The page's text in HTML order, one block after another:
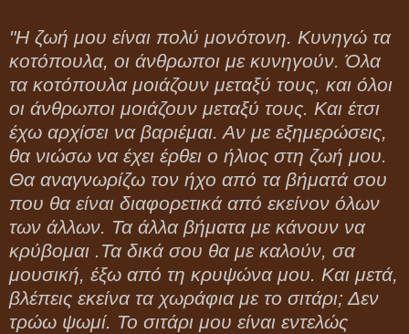
"Η ζωή μου είναι πολύ μονότονη. Κυνηγώ τα
κοτόπουλα, οι άνθρωποι με κυνηγούν. Όλα
τα κοτόπουλα μοιάζουν μεταξύ τους, και όλοι
οι άνθρωποι μοιάζουν μεταξύ τους. Και έτσι
έχω αρχίσει να βαριέμαι. Αν με εξημερώσεις,
θα νιώσω να έχει έρθει ο ήλιος στη ζωή μου.
Θα αναγνωρίζω τον ήχο από τα βήματά σου
που θα είναι διαφορετικά από εκείνον όλων
των άλλων. Τα άλλα βήματα με κάνουν να
κρύβομαι .Τα δικά σου θα με καλούν, σα
μουσική, έξω από τη κρυψώνα μου. Και μετά,
βλέπεις εκείνα τα χωράφια με το σιτάρι; Δεν
τρώω ψωμί. Το σιτάρι μου είναι εντελώς